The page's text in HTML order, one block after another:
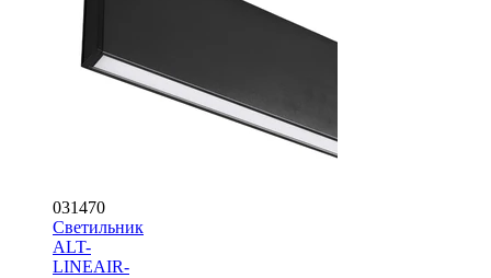
031470
Светильник
ALT-
LINEAIR-